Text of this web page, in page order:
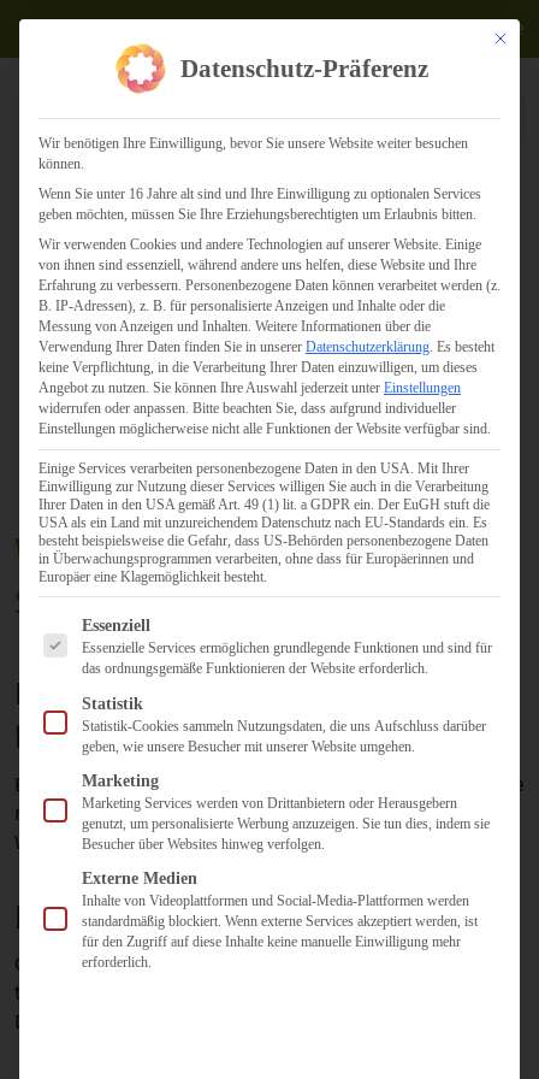
Termine
Workshops, Vorträge und
Schulungen
Probleme durch Digitalisierung
lösen
Einen neuen Blick auf bestehende Probleme legen und sie
mit Hilfe des Blicks durch die “digitale” Brille lösen.
Workshop für Teams.
Führung im digitalen Wandel
Gute strategische Entscheidungen im digitalen Zeitalter
treffen. Führung braucht ein klares Verhältnis zur
Digitalisierung.
Mit
Datenschutz-Präferenz
Wir benötigen Ihre Einwilligung, bevor Sie unsere Website weiter besuchen
können.
Wenn Sie unter 16 Jahre alt sind und Ihre Einwilligung zu optionalen Services
geben möchten, müssen Sie Ihre Erziehungsberechtigten um Erlaubnis bitten.
Wir verwenden Cookies und andere Technologien auf unserer Website. Einige
von ihnen sind essenziell, während andere uns helfen, diese Website und Ihre
Erfahrung zu verbessern. Personenbezogene Daten können verarbeitet werden (z.
B. IP-Adressen), z. B. für personalisierte Anzeigen und Inhalte oder die
Messung von Anzeigen und Inhalten. Weitere Informationen über die
Verwendung Ihrer Daten finden Sie in unserer Datenschutzerklärung. Es besteht
keine Verpflichtung, in die Verarbeitung Ihrer Daten einzuwilligen, um dieses
Angebot zu nutzen. Sie können Ihre Auswahl jederzeit unter Einstellungen
widerrufen oder anpassen. Bitte beachten Sie, dass aufgrund individueller
Einstellungen möglicherweise nicht alle Funktionen der Website verfügbar sind.
Einige Services verarbeiten personenbezogene Daten in den USA. Mit Ihrer
Einwilligung zur Nutzung dieser Services willigen Sie auch in die Verarbeitung
Ihrer Daten in den USA gemäß Art. 49 (1) lit. a GDPR ein. Der EuGH stuft die
USA als ein Land mit unzureichendem Datenschutz nach EU-Standards ein. Es
besteht beispielsweise die Gefahr, dass US-Behörden personenbezogene Daten
in Überwachungsprogrammen verarbeiten, ohne dass für Europäerinnen und
Europäer eine Klagemöglichkeit besteht.
Es folgt eine Liste der Service-Gruppen, für die eine
Essenziell
Essenzielle Services ermöglichen grundlegende Funktionen und sind für
das ordnungsgemäße Funktionieren der Website erforderlich.
Statistik
Statistik-Cookies sammeln Nutzungsdaten, die uns Aufschluss darüber
geben, wie unsere Besucher mit unserer Website umgehen.
Marketing
Marketing Services werden von Drittanbietern oder Herausgebern
genutzt, um personalisierte Werbung anzuzeigen. Sie tun dies, indem sie
Besucher über Websites hinweg verfolgen.
Externe Medien
Inhalte von Videoplattformen und Social-Media-Plattformen werden
standardmäßig blockiert. Wenn externe Services akzeptiert werden, ist
für den Zugriff auf diese Inhalte keine manuelle Einwilligung mehr
erforderlich.